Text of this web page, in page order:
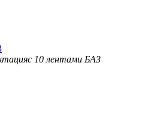
с 10 лентами БАЗ